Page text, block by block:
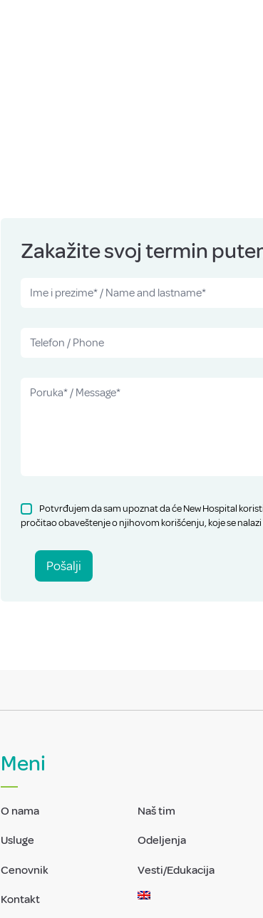
Zakažite svoj termin
Potvrđujem da sam upoznat da će New Hospital
pročitao obaveštenje o njihovom korišćenju, koje se
Pošalji
Meni
O nama Naš tim
Usluge Odeljenja
Cenovnik Vesti/Edukacija
Kontakt